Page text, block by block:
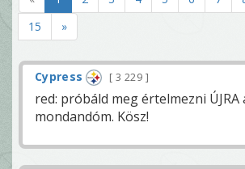
15
»
Cypress 3 229
red: próbáld meg értelmezni ÚJRA
mondandóm. Kösz!